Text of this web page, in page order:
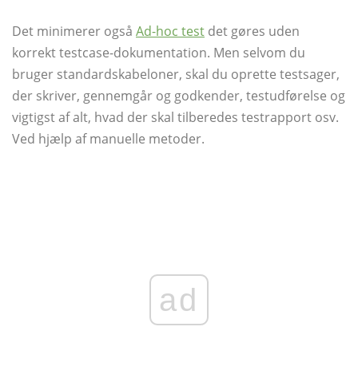
Det minimerer også Ad-hoc test det gøres uden
korrekt testcase-dokumentation. Men selvom du
bruger standardskabeloner, skal du oprette testsager,
der skriver, gennemgår og godkender, testudførelse og
vigtigst af alt, hvad der skal tilberedes testrapport osv.
Ved hjælp af manuelle metoder.
ad